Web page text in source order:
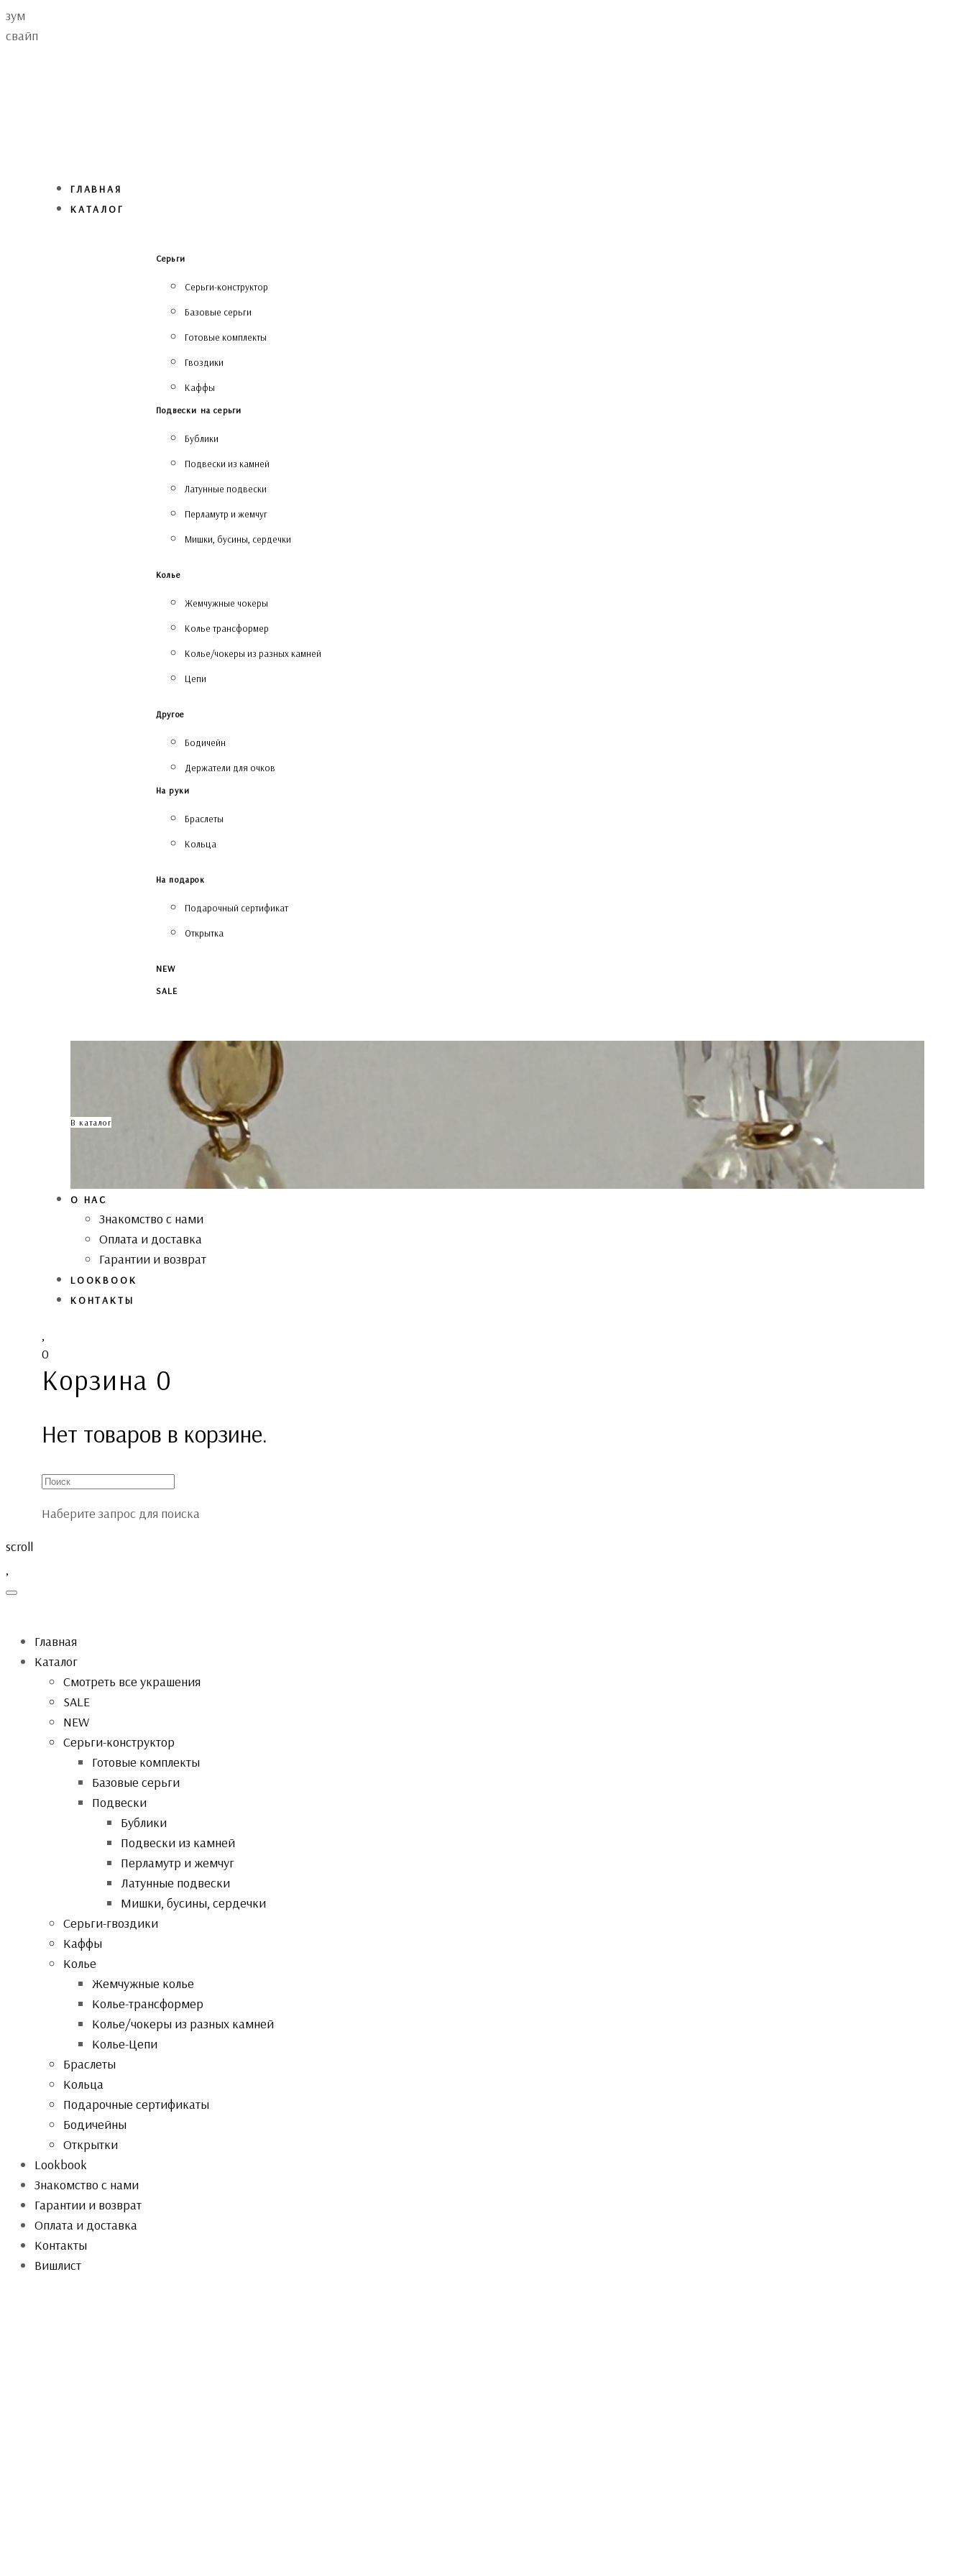
Skip
links
Skip
to
зум
свайп
ГЛАВНАЯ
КАТАЛОГ
Серьги
Серьги-конструктор
Базовые серьги
Готовые комплекты
Гвоздики
Каффы
Подвески на серьги
Бублики
Подвески из камней
Латунные подвески
Перламутр и жемчуг
Мишки, бусины, сердечки
Колье
Жемчужные чокеры
Колье трансформер
Колье/чокеры из разных камней
Цепи
Другое
Бодичейн
Держатели для очков
На руки
Браслеты
Кольца
На подарок
Подарочный сертификат
Открытка
NEW
SALE
В каталог
О НАС
Знакомство с нами
Оплата и доставка
Гарантии и возврат
LOOKBOOK
КОНТАКТЫ
0
Корзина 0
Нет товаров в корзине.
Наберите запрос для поиска
scroll
Toggle
Главная
Каталог
Смотреть все украшения
SALE
NEW
Серьги-конструктор
Готовые комплекты
Базовые серьги
Подвески
Бублики
Подвески из камней
Перламутр и жемчуг
Латунные подвески
Мишки, бусины, сердечки
Серьги-гвоздики
Каффы
Колье
Жемчужные колье
Колье-трансформер
Колье/чокеры из разных камней
Колье-Цепи
Браслеты
Кольца
Подарочные сертификаты
Бодичейны
Открытки
Lookbook
Знакомство с нами
Гарантии и возврат
Оплата и доставка
Контакты
Вишлист